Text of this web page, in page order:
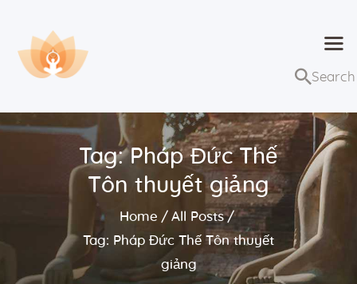
Tag: Pháp Đức Thế
Tôn thuyết giảng
Home
All Posts
Tag: Pháp Đức Thế Tôn thuyết
giảng
Trang chủ
Bài giảng
Lớp học và sự kiện
Về Dhammaduta